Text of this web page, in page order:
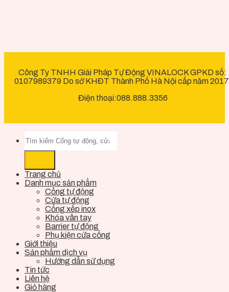
Công Ty TNHH Giải Pháp Tự Động VINALOCK GPKD số:
0107989379 Do sở KHĐT Thành Phố Hà Nội cấp năm
Điện thoại:088.888.3356
Trang chủ
Danh mục sản phẩm
Cổng tự động
Cửa tự động
Cổng xếp inox
Khóa vân tay
Barrier tự động
Phụ kiện cửa cổng
Giới thiệu
Sản phẩm dịch vụ
Hướng dẫn sử dụng
Tin tức
Liên hệ
Giỏ hàng